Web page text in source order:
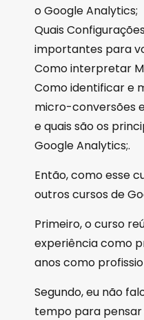
o Google Analytics;
Quais
importantes para
Como interpretar
Como identificar e
micro-conversões
e quais são os
Google Analytics;.
Então, como esse
outros cursos de
Primeiro, o curso
experiência como
anos como
Segundo, eu não
tempo para